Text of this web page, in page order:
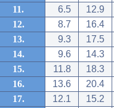
11.
6.5
12.9
12.
8.7
16.4
13.
9.3
17.5
14.
9.6
14.3
15.
11.8
18.3
16.
13.6
20.4
17.
12.1
15.2